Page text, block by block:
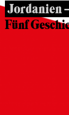
Jordanien
Fünf